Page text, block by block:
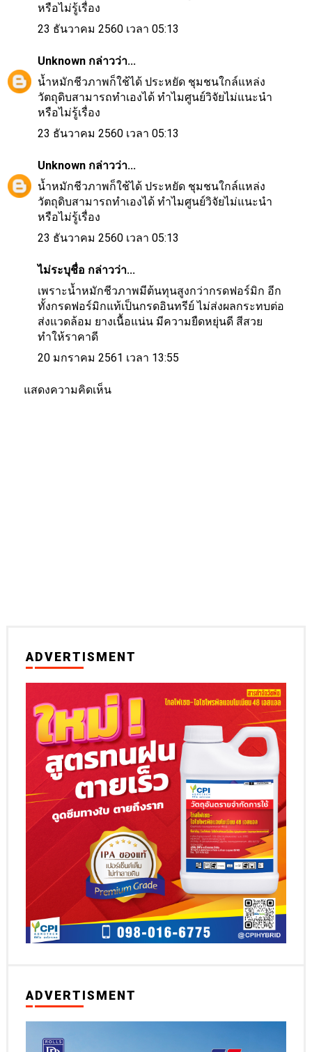
หรือไม่รู้เรื่อง
23 ธันวาคม 2560 เวลา 05:13
Unknownกล่าวว่า...
น้ำหมักชีวภาพก็ใช้ได้ ประหยัด ชุมชนใกล์แหล่ง
วัตถุดิบสามารถทำเองได้ ทำไมศูนย์วิจัยไม่แนะนำ
หรือไม่รู้เรื่อง
23 ธันวาคม 2560 เวลา 05:13
Unknownกล่าวว่า...
น้ำหมักชีวภาพก็ใช้ได้ ประหยัด ชุมชนใกล์แหล่ง
วัตถุดิบสามารถทำเองได้ ทำไมศูนย์วิจัยไม่แนะนำ
หรือไม่รู้เรื่อง
23 ธันวาคม 2560 เวลา 05:13
ไม่ระบุชื่อ กล่าวว่า...
เพราะน้ำหมักชีวภาพมีต้นทุนสูงกว่ากรดฟอร์มิก อีก
ทั้งกรดฟอร์มิกแท้เป็นกรดอินทรีย์ ไม่ส่งผลกระทบต่อ
ส่งแวดล้อม ยางเนื้อแน่น มีความยืดหยุ่นดี สีสวย
ทำให้ราคาดี
20 มกราคม 2561 เวลา 13:55
แสดงความคิดเห็น
ADVERTISMENT
ADVERTISMENT